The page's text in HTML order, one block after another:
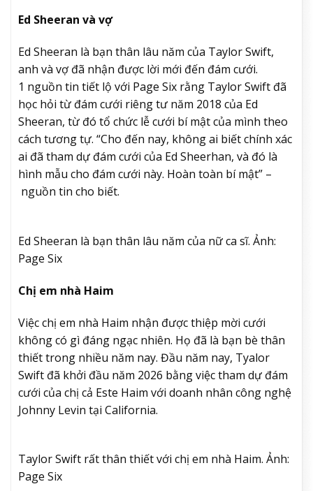
Ed Sheeran và vợ
Ed Sheeran là bạn thân lâu năm của Taylor Swift,
anh và vợ đã nhận được lời mới đến đám cưới.
1 nguồn tin tiết lộ với Page Six rằng Taylor Swift đã
học hỏi từ đám cưới riêng tư năm 2018 của Ed
Sheeran, từ đó tổ chức lễ cưới bí mật của mình theo
cách tương tự. “Cho đến nay, không ai biết chính xác
ai đã tham dự đám cưới của Ed Sheerhan, và đó là
hình mẫu cho đám cưới này. Hoàn toàn bí mật” –
nguồn tin cho biết.
Ed Sheeran là bạn thân lâu năm của nữ ca sĩ. Ảnh:
Page Six
Chị em nhà Haim
Việc chị em nhà Haim nhận được thiệp mời cưới
không có gì đáng ngạc nhiên. Họ đã là bạn bè thân
thiết trong nhiều năm nay. Đầu năm nay, Tyalor
Swift đã khởi đầu năm 2026 bằng việc tham dự đám
cưới của chị cả Este Haim với doanh nhân công nghệ
Johnny Levin tại California.
Taylor Swift rất thân thiết với chị em nhà Haim. Ảnh:
Page Six